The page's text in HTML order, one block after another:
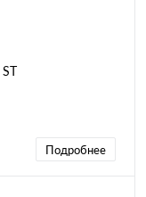
Подробнее